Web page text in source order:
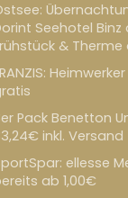
Seehotel
& Therme
Pack Benetton
inkl. Versand
ellesse
ab 1,00€